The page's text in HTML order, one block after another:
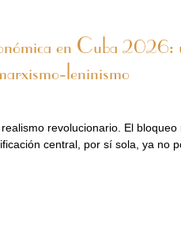
en Cuba 2026:
leninismo
revolucionario. El bloqueo
central, por sí sola, ya no